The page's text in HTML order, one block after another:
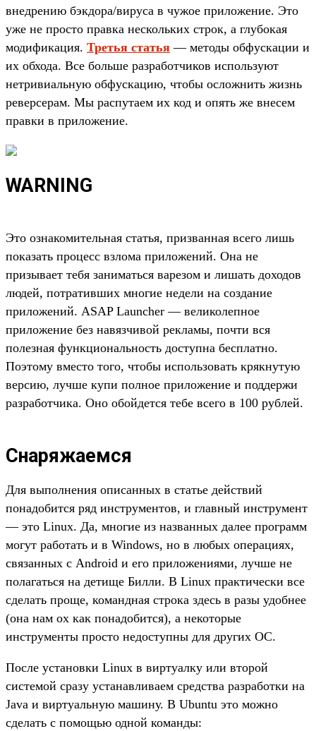
внедрению бэкдора/вируса в чужое приложение. Это
уже не просто правка нескольких строк, а глубокая
модификация. Третья статья — методы обфускации и
их обхода. Все больше разработчиков используют
нетривиальную обфускацию, чтобы осложнить жизнь
реверсерам. Мы распутаем их код и опять же внесем
правки в приложение.
WARNING
Это ознакомительная статья, призванная всего лишь
показать процесс взлома приложений. Она не
призывает тебя заниматься варезом и лишать доходов
людей, потративших многие недели на создание
приложений. ASAP Launcher — великолепное
приложение без навязчивой рекламы, почти вся
полезная функциональность доступна бесплатно.
Поэтому вместо того, чтобы использовать крякнутую
версию, лучше купи полное приложение и поддержи
разработчика. Оно обойдется тебе всего в 100 рублей.
Снаряжаемся
Для выполнения описанных в статье действий
понадобится ряд инструментов, и главный инструмент
— это Linux. Да, многие из названных далее программ
могут работать и в Windows, но в любых операциях,
связанных с Android и его приложениями, лучше не
полагаться на детище Билли. В Linux практически все
сделать проще, командная строка здесь в разы удобнее
(она нам ох как понадобится), а некоторые
инструменты просто недоступны для других ОС.
После установки Linux в виртуалку или второй
системой сразу устанавливаем средства разработки на
Java и виртуальную машину. В Ubuntu это можно
сделать с помощью одной команды: